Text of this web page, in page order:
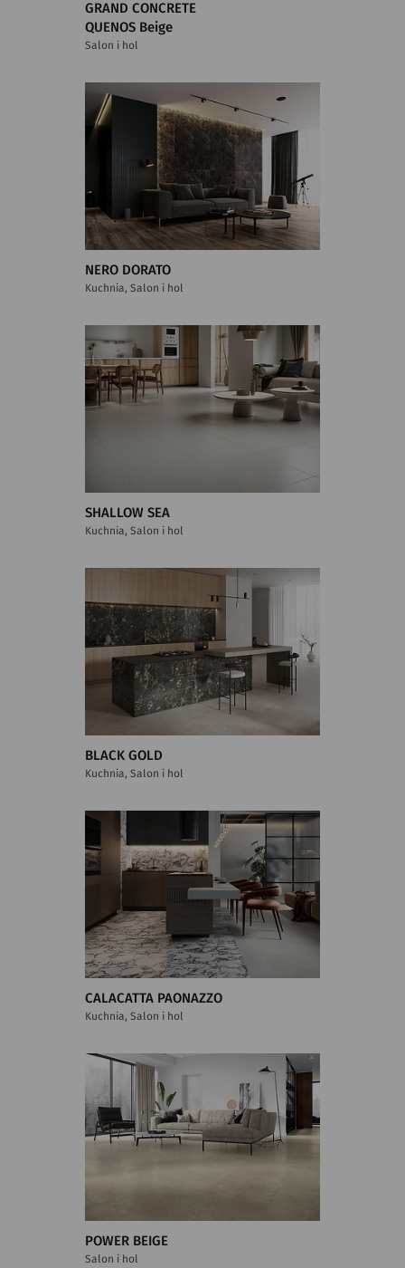
GRAND CONCRETE
QUENOS Beige
Salon i hol
NERO DORATO
Kuchnia, Salon i hol
SHALLOW SEA
Kuchnia, Salon i hol
BLACK GOLD
Kuchnia, Salon i hol
CALACATTA PAONAZZO
Kuchnia, Salon i hol
POWER BEIGE
Salon i hol